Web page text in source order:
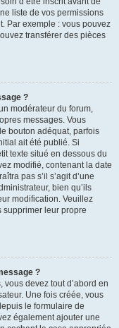
liste de vos permissions
Par exemple : vous pouvez
transférer des pièces
?
modérateur du forum,
messages. Vous
bouton adéquat, parfois
ait été publié. Si
texte situé en dessous du
modifié, contenant la date
pas s’il s’agit d’une
bien qu’ils
modification. Veuillez
supprimer leur propre
?
devez tout d’abord en
Une fois créée, vous
le formulaire de
également ajouter une